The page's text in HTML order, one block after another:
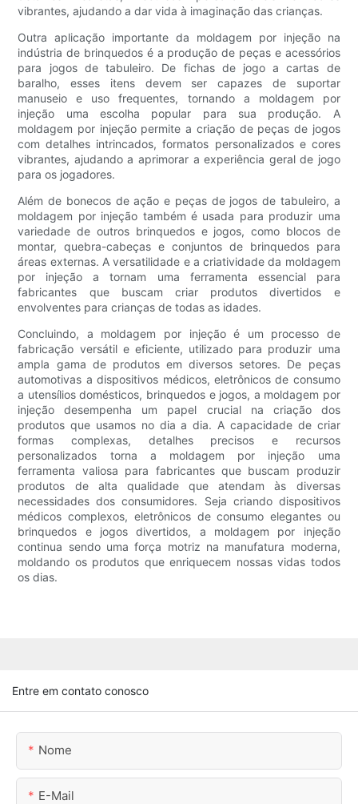
vibrantes, ajudando a dar vida à imaginação das crianças.
Outra aplicação importante da moldagem por injeção na
indústria de brinquedos é a produção de peças e acessórios
para jogos de tabuleiro. De fichas de jogo a cartas de
baralho, esses itens devem ser capazes de suportar
manuseio e uso frequentes, tornando a moldagem por
injeção uma escolha popular para sua produção. A
moldagem por injeção permite a criação de peças de jogos
com detalhes intrincados, formatos personalizados e cores
vibrantes, ajudando a aprimorar a experiência geral de jogo
para os jogadores.
Além de bonecos de ação e peças de jogos de tabuleiro, a
moldagem por injeção também é usada para produzir uma
variedade de outros brinquedos e jogos, como blocos de
montar, quebra-cabeças e conjuntos de brinquedos para
áreas externas. A versatilidade e a criatividade da moldagem
por injeção a tornam uma ferramenta essencial para
fabricantes que buscam criar produtos divertidos e
envolventes para crianças de todas as idades.
Concluindo, a moldagem por injeção é um processo de
fabricação versátil e eficiente, utilizado para produzir uma
ampla gama de produtos em diversos setores. De peças
automotivas a dispositivos médicos, eletrônicos de consumo
a utensílios domésticos, brinquedos e jogos, a moldagem por
injeção desempenha um papel crucial na criação dos
produtos que usamos no dia a dia. A capacidade de criar
formas complexas, detalhes precisos e recursos
personalizados torna a moldagem por injeção uma
ferramenta valiosa para fabricantes que buscam produzir
produtos de alta qualidade que atendam às diversas
necessidades dos consumidores. Seja criando dispositivos
médicos complexos, eletrônicos de consumo elegantes ou
brinquedos e jogos divertidos, a moldagem por injeção
continua sendo uma força motriz na manufatura moderna,
moldando os produtos que enriquecem nossas vidas todos
os dias.
Entre em contato conosco
Nome
E-Mail